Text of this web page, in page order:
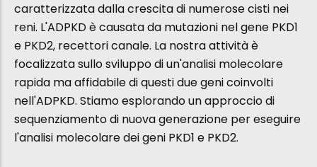
caratterizzata dalla crescita di numerose cisti nei
reni. L'ADPKD è causata da mutazioni nel gene PKD1
e PKD2, recettori canale. La nostra attività è
focalizzata sullo sviluppo di un'analisi molecolare
rapida ma affidabile di questi due geni coinvolti
nell'ADPKD. Stiamo esplorando un approccio di
sequenziamento di nuova generazione per eseguire
l'analisi molecolare dei geni PKD1 e PKD2.